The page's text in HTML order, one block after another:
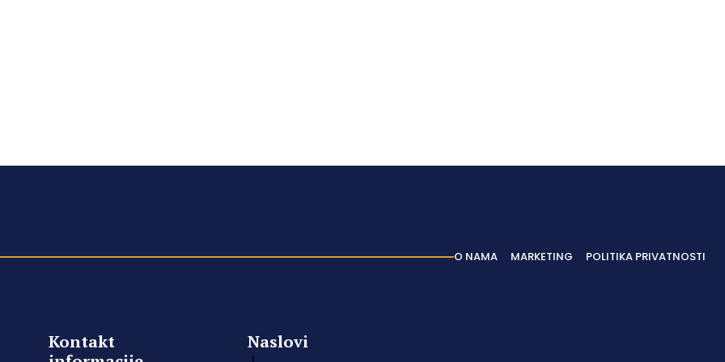
O NAMA MARKETING POLITIKA PRIVATNOSTI
Kontakt
Naslovi